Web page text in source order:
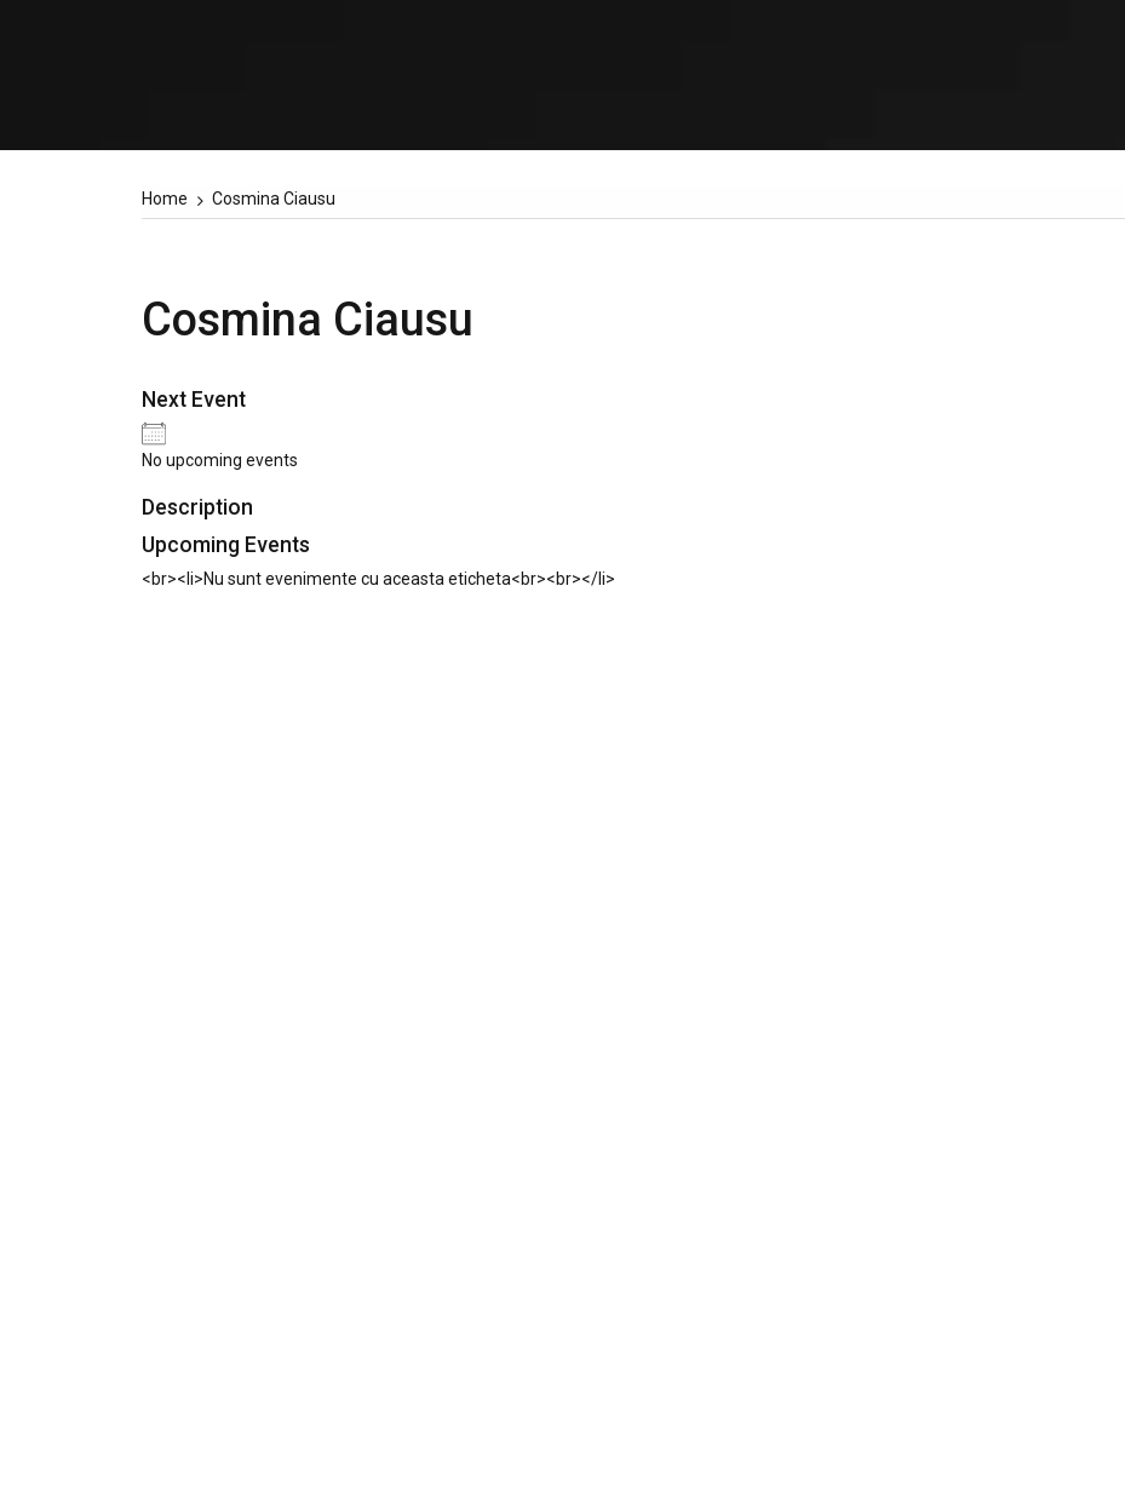
Home Cosmina Ciausu
Cosmina Ciausu
Next Event
No upcoming events
Description
Upcoming Events
<br><li>Nu sunt evenimente cu aceasta eticheta<br><br></li>